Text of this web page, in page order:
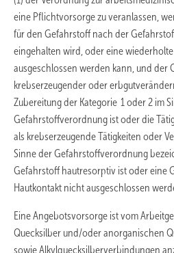
eine Pflichtvorsorge zu veranlassen,
für den Gefahrstoff nach der
eingehalten wird, oder eine
ausgeschlossen werden kann, und der
krebserzeugender oder
Zubereitung der Kategorie 1 oder 2 im
Gefahrstoffverordnung ist oder die
als krebserzeugende Tätigkeiten oder
Sinne der Gefahrstoffverordnung
Gefahrstoff hautresorptiv ist oder eine
Hautkontakt nicht ausgeschlossen
Eine Angebotsvorsorge ist vom
Quecksilber und/oder anorganischen
sowie Alkylquecksilberverbindungen